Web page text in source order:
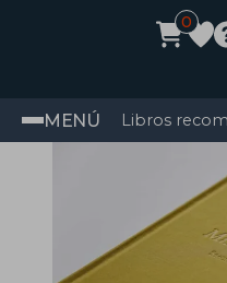
0
MENÚ Libros